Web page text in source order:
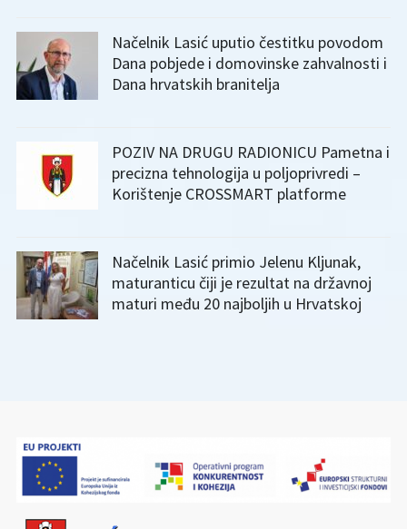
Načelnik Lasić uputio čestitku povodom
Dana pobjede i domovinske zahvalnosti i
Dana hrvatskih branitelja
POZIV NA DRUGU RADIONICU Pametna i
precizna tehnologija u poljoprivredi –
Korištenje CROSSMART platforme
Načelnik Lasić primio Jelenu Kljunak,
maturanticu čiji je rezultat na državnoj
maturi među 20 najboljih u Hrvatskoj